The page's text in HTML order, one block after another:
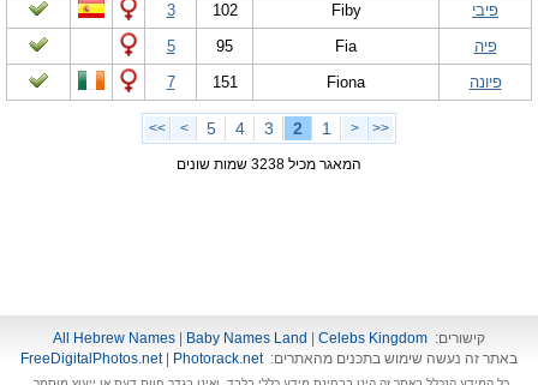
פיבי
Fiby
102
3
פיה
Fia
95
5
פיונה
Fiona
151
7
<<
<
1
2
3
4
5
>
>>
המאגר מכיל 3238 שמות שונים
קישורים: All Hebrew Names Baby Names Land
Celebs Kingdom
באתר זה נעשה שימוש בתכנים מהאתרים:
FreeDigitalPhotos.net| Photorack.net